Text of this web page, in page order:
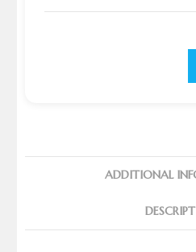
ADDITIONAL